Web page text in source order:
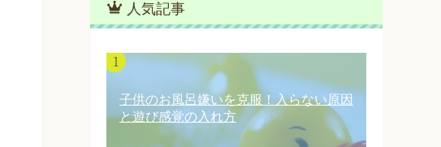
人気記事
子供のお風呂嫌いを克服！入らない原因
と遊び感覚の入れ方